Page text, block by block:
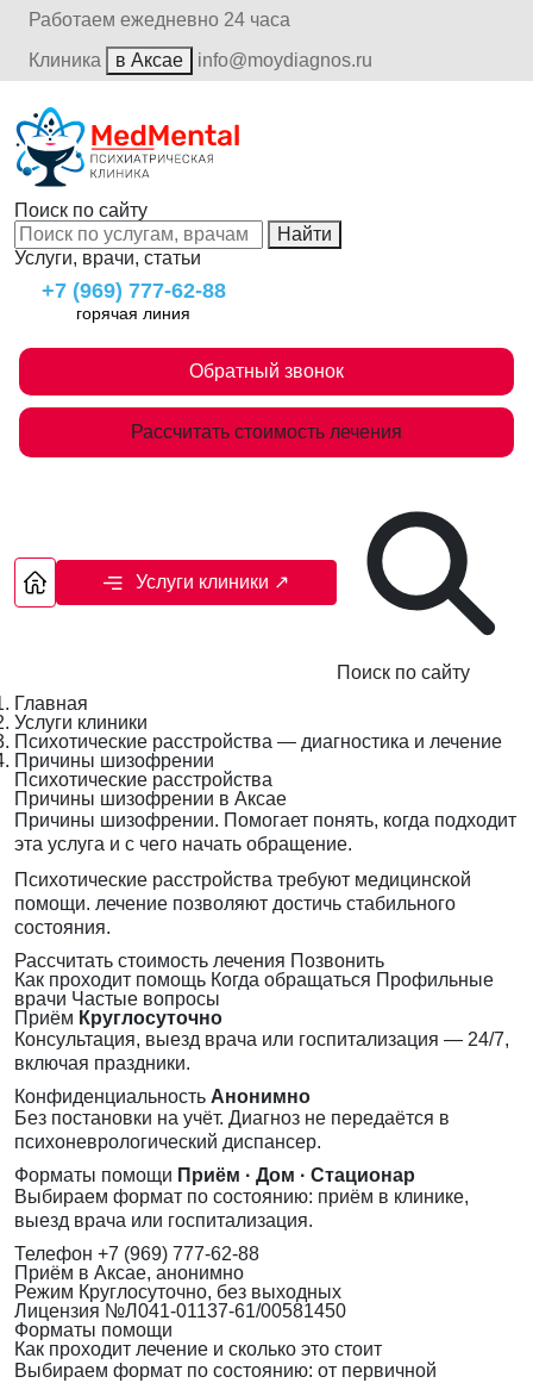
Работаем ежедневно 24 часа
Клиника
в Аксае info@moydiagnos.ru
Поиск по сайту
Найти
Услуги, врачи, статьи
+7 (969) 777-62-88
горячая линия
Обратный звонок
Рассчитать стоимость лечения
Услуги клиники ↗
Поиск по сайту
Главная
Услуги клиники
Психотические расстройства — диагностика и лечение
Причины шизофрении
Психотические расстройства
Причины шизофрении в Аксае
Причины шизофрении. Помогает понять, когда подходит
эта услуга и с чего начать обращение.
Психотические расстройства требуют медицинской
помощи. лечение позволяют достичь стабильного
состояния.
Рассчитать стоимость лечения Позвонить
Как проходит помощь Когда обращаться Профильные
врачи Частые вопросы
Приём Круглосуточно
Консультация, выезд врача или госпитализация — 24/7,
включая праздники.
Конфиденциальность Анонимно
Без постановки на учёт. Диагноз не передаётся в
психоневрологический диспансер.
Форматы помощи Приём · Дом · Стационар
Выбираем формат по состоянию: приём в клинике,
выезд врача или госпитализация.
Телефон +7 (969) 777-62-88
Приём в Аксае, анонимно
Режим Круглосуточно, без выходных
Лицензия №Л041-01137-61/00581450
Форматы помощи
Как проходит лечение и сколько это стоит
Выбираем формат по состоянию: от первичной